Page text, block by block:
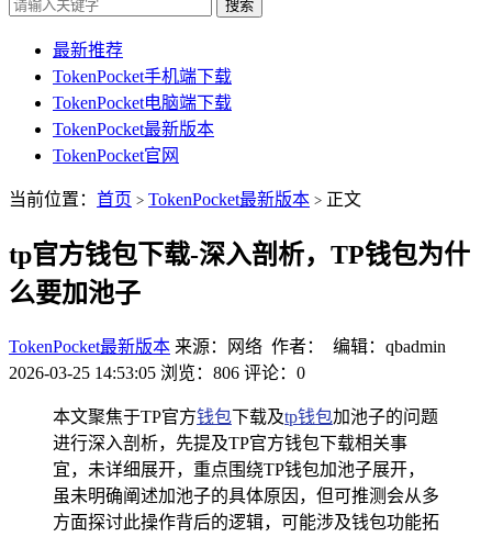
搜索
最新推荐
TokenPocket手机端下载
TokenPocket电脑端下载
TokenPocket最新版本
TokenPocket官网
当前位置： 首页 > TokenPocket最新版本 > 正文
tp官方钱包下载-深入剖析，TP钱包为什
么要加池子
TokenPocket最新版本 来源：网络 作者： 编辑：qbadmin
2026-03-25 14:53:05 浏览：806 评论：0
本文聚焦于TP官方钱包下载及tp钱包加池子的问题
进行深入剖析，先提及TP官方钱包下载相关事
宜，未详细展开，重点围绕TP钱包加池子展开，
虽未明确阐述加池子的具体原因，但可推测会从多
方面探讨此操作背后的逻辑，可能涉及钱包功能拓